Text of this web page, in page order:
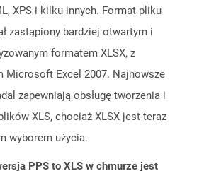
XPS i kilku innych. Format pliku
zastąpiony bardziej otwartym i
formatem XLSX, z
Microsoft Excel 2007. Najnowsze
zapewniają obsługę tworzenia i
XLS, chociaż XLSX jest teraz
wyborem użycia.
PPS to XLS w chmurze jest